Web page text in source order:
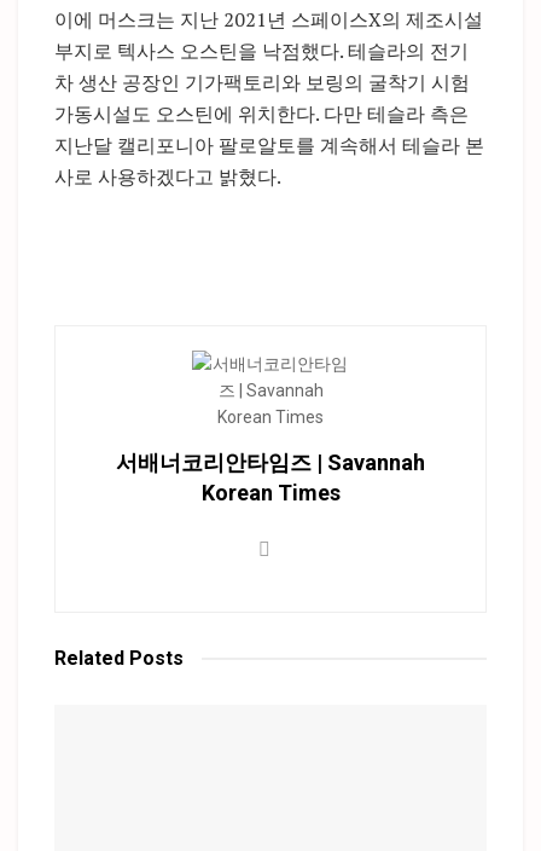
이에 머스크는 지난 2021년 스페이스X의 제조시설
부지로 텍사스 오스틴을 낙점했다. 테슬라의 전기
차 생산 공장인 기가팩토리와 보링의 굴착기 시험
가동시설도 오스틴에 위치한다. 다만 테슬라 측은
지난달 캘리포니아 팔로알토를 계속해서 테슬라 본
사로 사용하겠다고 밝혔다.
서배너코리안타임즈 | Savannah
Korean Times
Related Posts